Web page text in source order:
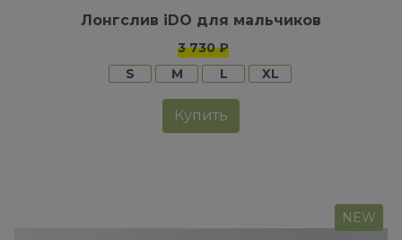
Лонгслив iDO для мальчиков
3 730 ₽
S
M L XL
Купить
NEW